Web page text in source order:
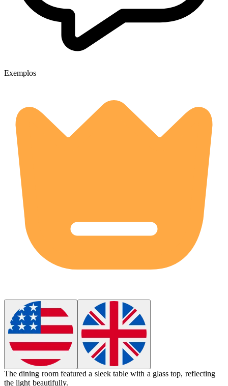
Exemplos
The dining room featured a sleek table with a glasstop, reflecting
the light beautifully.